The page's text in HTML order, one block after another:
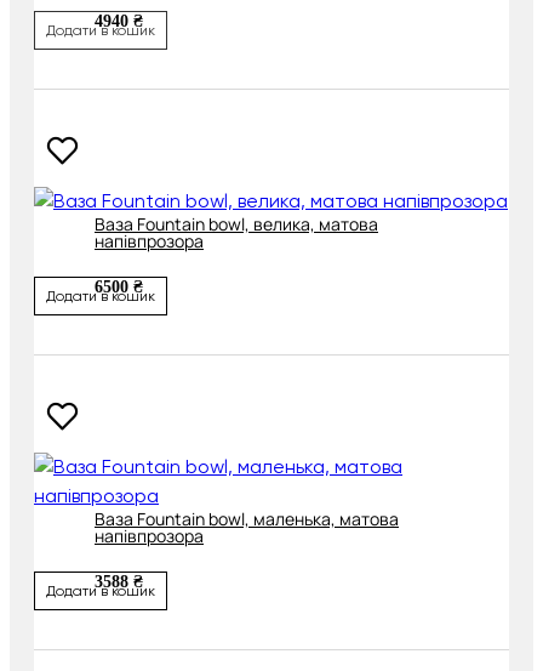
4940 ₴
Додати в кошик
Ваза Fountain bowl, велика, матова
напівпрозора
6500 ₴
Додати в кошик
Ваза Fountain bowl, маленька, матова
напівпрозора
3588 ₴
Додати в кошик